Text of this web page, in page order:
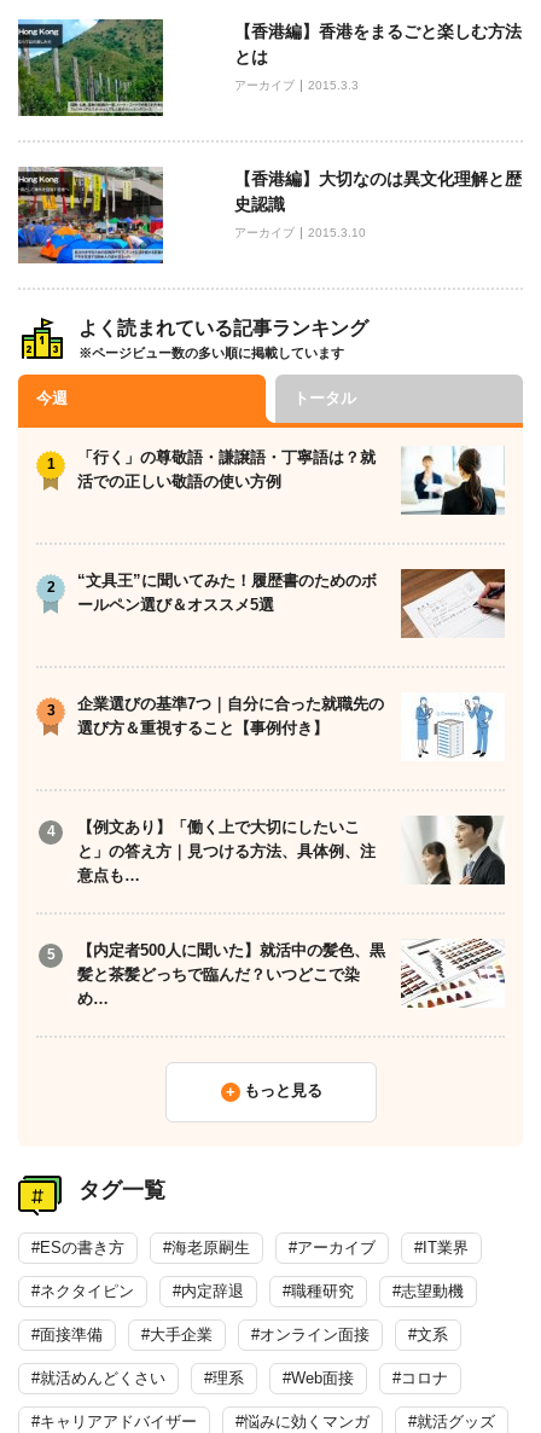
【香港編】香港をまるごと楽しむ方法
とは
アーカイブ 2015.3.3
【香港編】大切なのは異文化理解と歴
史認識
アーカイブ 2015.3.10
よく読まれている記事ランキング
※ページビュー数の多い順に掲載しています
今週 トータル
「行く」の尊敬語・謙譲語・丁寧語は？就
活での正しい敬語の使い方例
“文具王”に聞いてみた！履歴書のためのボ
ールペン選び＆オススメ5選
企業選びの基準7つ｜自分に合った就職先の
選び方＆重視すること【事例付き】
【例文あり】「働く上で大切にしたいこ
と」の答え方｜見つける方法、具体例、注
意点も…
【内定者500人に聞いた】就活中の髪色、黒
髪と茶髪どっちで臨んだ？いつどこで染
め…
もっと見る
タグ一覧
#ESの書き方 #海老原嗣生 #アーカイブ #IT業界
#ネクタイピン #内定辞退 #職種研究 #志望動機
#面接準備 #大手企業 #オンライン面接 #文系
#就活めんどくさい #理系 #Web面接 #コロナ
#キャリアアドバイザー #悩みに効くマンガ #就活グッズ